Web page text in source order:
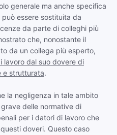
generale ma anche specifica
essere sostituita da
da parte di colleghi più
che, nonostante il
da un collega più esperto,
lavoro dal suo dovere di
e strutturata.
la negligenza in tale ambito
delle normative di
per i datori di lavoro che
doveri. Questo caso